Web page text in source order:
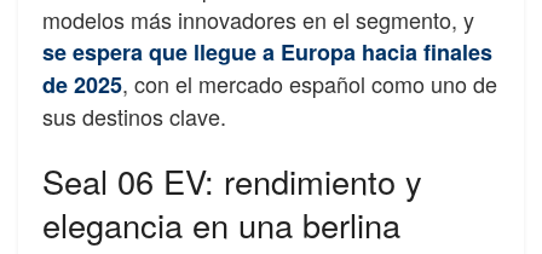
modelos más innovadores en el segmento, y
se espera que llegue a Europa hacia finales
de 2025, con el mercado español como uno de
sus destinos clave.
Seal 06 EV: rendimiento y
elegancia en una berlina